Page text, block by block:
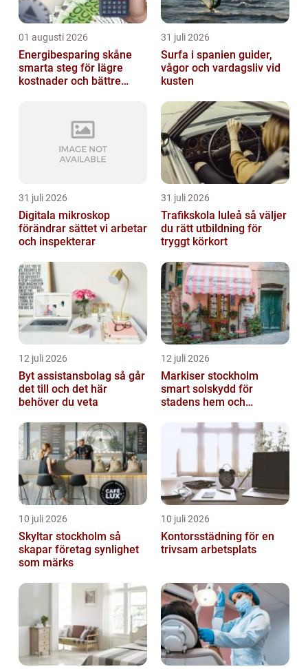
01 augusti 2026
Energibesparing skåne
smarta steg för lägre
kostnader och bättre
31 juli 2026
Surfa i spanien guider,
vågor och vardagsliv vid
kusten
31 juli 2026
Digitala mikroskop
förändrar sättet vi arbetar
och inspekterar
31 juli 2026
Trafikskola luleå så väljer
du rätt utbildning för
tryggt körkort
12 juli 2026
Byt assistansbolag så går
det till och det här
behöver du veta
12 juli 2026
Markiser stockholm
smart solskydd för
stadens hem och
10 juli 2026
Skyltar stockholm så
skapar företag synlighet
som märks
10 juli 2026
Kontorsstädning för en
trivsam arbetsplats